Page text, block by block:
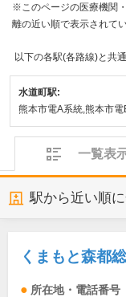
※このページの医療機関
離の近い順で表示されて
以下の各駅(各路線)と共
水道町駅:
熊本市電A系統,熊本市電
一覧表
駅から近い順
くまもと森都
所在地・電話番号